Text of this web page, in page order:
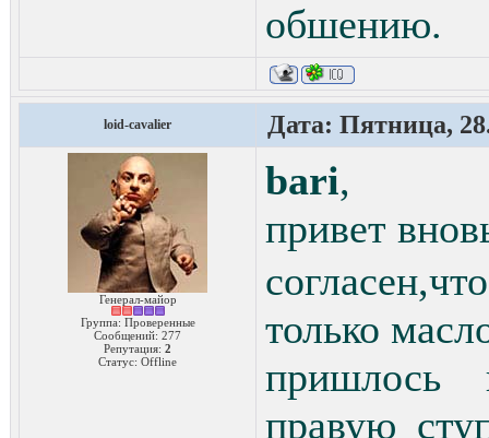
обшению.
loid-cavalier Дата: Пятница,
Генерал-майор
Группа: Проверенные
Сообщений: 277
Репутация: 2
Статус: Offline
bari,
привет
только
пришлось
правую